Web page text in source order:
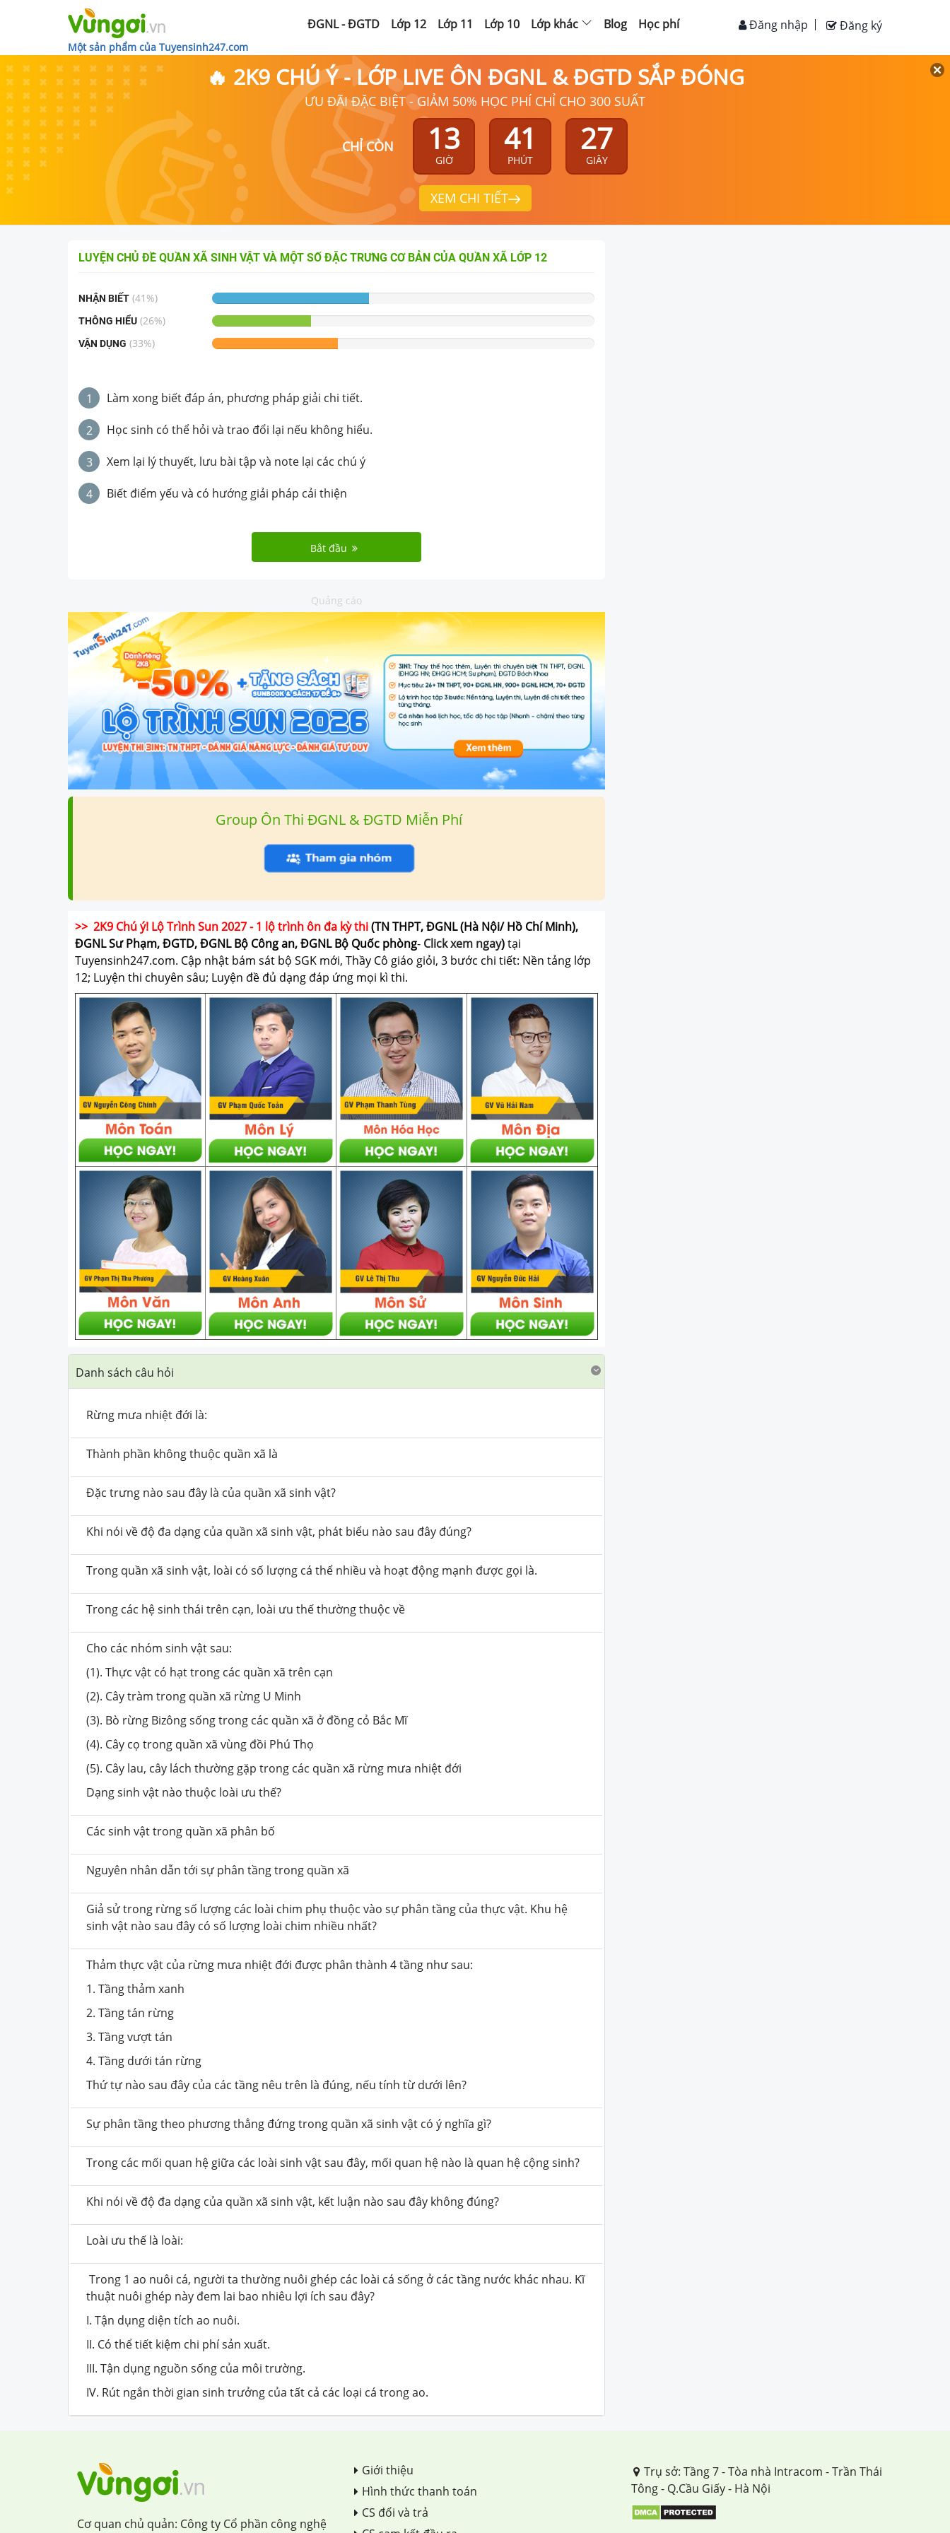
Một sản phẩm của Tuyensinh247.com
ĐGNL - ĐGTD Lớp 12 Lớp 11 Lớp 10 Lớp khác Blog Học phí Đăng ký
Đăng nhập
🔥 2K9 CHÚ Ý - LỚP LIVE ÔN ĐGNL & ĐGTD SẮP ĐÓNG
ƯU ĐÃI ĐẶC BIỆT - GIẢM 50% HỌC PHÍ CHỈ CHO 300 SUẤT
CHỈ CÒN 13
GIỜ
41
PHÚT
26
GIÂY
XEM CHI TIẾT
LUYỆN CHỦ ĐỀ QUẦN XÃ SINH VẬT VÀ MỘT SỐ ĐẶC TRƯNG CƠ BẢN CỦA QUẦN XÃ LỚP 12
NHẬN BIẾT (41 %)
THÔNG HIỂU (26%)
VẬN DỤNG (33%)
1 Làm xong biết đáp án, phương pháp giải chi tiết.
2 Học sinh có thể hỏi và trao đổi lại nếu không hiểu.
3 Xem lại lý thuyết, lưu bài tập và note lại các chú ý
4 Biết điểm yếu và có hướng giải pháp cải thiện
Bắt đầu
Quảng cáo
Group Ôn Thi ĐGNL & ĐGTD Miễn Phí
>> 2K9 Chú ý! Lộ Trình Sun 2027 - 1 lộ trình ôn đa kỳ thi(TN THPT, ĐGNL (Hà Nội/ Hồ Chí Minh),
ĐGNL Sư Phạm, ĐGTD, ĐGNL Bộ Công an, ĐGNL Bộ Quốc phòng- Click xem ngay)tại
Tuyensinh247.com. Cập nhật bám sát bộ SGK mới, Thầy Cô giáo giỏi, 3 bước chi tiết: Nền tảng lớp
12; Luyện thi chuyên sâu; Luyện đề đủ dạng đáp ứng mọi kì thi.
Danh sách câu hỏi
Rừng mưa nhiệt đới là:
Thành phần không thuộc quần xã là
Đặc trưng nào sau đây là của quần xã sinh vật?
Khi nói về độ đa dạng của quần xã sinh vật, phát biểu nào sau đây đúng?
Trong quần xã sinh vật, loài có số lượng cá thể nhiều và hoạt động mạnh được gọi là.
Trong các hệ sinh thái trên cạn, loài ưu thế thường thuộc về
Cho các nhóm sinh vật sau:
(1). Thực vật có hạt trong các quần xã trên cạn
(2). Cây tràm trong quần xã rừng U Minh
(3). Bò rừng Bizông sống trong các quần xã ở đồng cỏ Bắc Mĩ
(4). Cây cọ trong quần xã vùng đồi Phú Thọ
(5). Cây lau, cây lách thường gặp trong các quần xã rừng mưa nhiệt đới
Dạng sinh vật nào thuộc loài ưu thế?
Các sinh vật trong quần xã phân bố
Nguyên nhân dẫn tới sự phân tầng trong quần xã
Giả sử trong rừng số lượng các loài chim phụ thuộc vào sự phân tầng của thực vật. Khu hệ
sinh vật nào sau đây có số lượng loài chim nhiều nhất?
Thảm thực vật của rừng mưa nhiệt đới được phân thành 4 tầng như sau:
1. Tầng thảm xanh
2. Tầng tán rừng
3. Tầng vượt tán
4. Tầng dưới tán rừng
Thứ tự nào sau đây của các tầng nêu trên là đúng, nếu tính từ dưới lên?
Sự phân tầng theo phương thẳng đứng trong quần xã sinh vật có ý nghĩa gì?
Trong các mối quan hệ giữa các loài sinh vật sau đây, mối quan hệ nào là quan hệ cộng sinh?
Khi nói về độ đa dạng của quần xã sinh vật, kết luận nào sau đây không đúng?
Loài ưu thế là loài:
Trong 1 ao nuôi cá, người ta thường nuôi ghép các loài cá sống ở các tầng nước khác nhau. Kĩ
thuật nuôi ghép này đem lai bao nhiêu lợi ích sau đây?
I. Tận dụng diện tích ao nuôi.
II. Có thể tiết kiệm chi phí sản xuất.
III. Tận dụng nguồn sống của môi trường.
IV. Rút ngắn thời gian sinh trưởng của tất cả các loại cá trong ao.
Cơ quan chủ quản: Công ty Cổ phần công nghệ
Giới thiệu
Hình thức thanh toán
CS đổi và trả
Trụ sở: Tầng 7 - Tòa nhà Intracom - Trần Thái
Tông - Q.Cầu Giấy - Hà Nội